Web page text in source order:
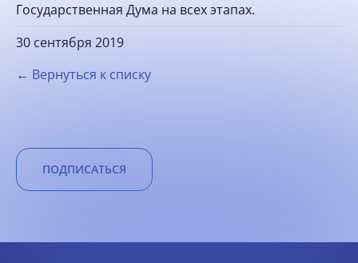
Государственная Дума на всех этапах.
30 сентября 2019
← Вернуться к списку
ПОДПИСАТЬСЯ